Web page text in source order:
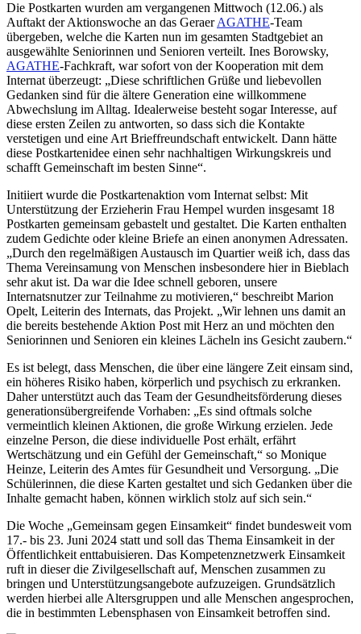
Die Postkarten wurden am vergangenen Mittwoch (12.06.) als
Auftakt der Aktionswoche an das GeraerAGATHE-Team
übergeben, welche die Karten nun im gesamten Stadtgebiet an
ausgewählte Seniorinnen und Senioren verteilt. Ines Borowsky,
AGATHE-Fachkraft, war sofort von der Kooperation mit dem
Internat überzeugt: „Diese schriftlichen Grüße und liebevollen
Gedanken sind für die ältere Generation eine willkommene
Abwechslung im Alltag. Idealerweise besteht sogar Interesse, auf
diese ersten Zeilen zu antworten, so dass sich die Kontakte
verstetigen und eine Art Brieffreundschaft entwickelt. Dann hätte
diese Postkartenidee einen sehr nachhaltigen Wirkungskreis und
schafft Gemeinschaft im besten Sinne“.
Initiiert wurde die Postkartenaktion vom Internat selbst: Mit
Unterstützung der Erzieherin Frau Hempel wurden insgesamt 18
Postkarten gemeinsam gebastelt und gestaltet. Die Karten enthalten
zudem Gedichte oder kleine Briefe an einen anonymen Adressaten.
„Durch den regelmäßigen Austausch im Quartier weiß ich, dass das
Thema Vereinsamung von Menschen insbesondere hier in Bieblach
sehr akut ist. Da war die Idee schnell geboren, unsere
Internatsnutzer zur Teilnahme zu motivieren,“ beschreibt Marion
Opelt, Leiterin des Internats, das Projekt. „Wir lehnen uns damit an
die bereits bestehende Aktion Post mit Herz an und möchten den
Seniorinnen und Senioren ein kleines Lächeln ins Gesicht zaubern.“
Es ist belegt, dass Menschen, die über eine längere Zeit einsam sind,
ein höheres Risiko haben, körperlich und psychisch zu erkranken.
Daher unterstützt auch das Team der Gesundheitsförderung dieses
generationsübergreifende Vorhaben: „Es sind oftmals solche
vermeintlich kleinen Aktionen, die große Wirkung erzielen. Jede
einzelne Person, die diese individuelle Post erhält, erfährt
Wertschätzung und ein Gefühl der Gemeinschaft,“ so Monique
Heinze, Leiterin des Amtes für Gesundheit und Versorgung. „Die
Schülerinnen, die diese Karten gestaltet und sich Gedanken über die
Inhalte gemacht haben, können wirklich stolz auf sich sein.“
Die Woche „Gemeinsam gegen Einsamkeit“ findet bundesweit vom
17.- bis 23. Juni 2024 statt und soll das Thema Einsamkeit in der
Öffentlichkeit enttabuisieren. Das Kompetenznetzwerk Einsamkeit
ruft in dieser die Zivilgesellschaft auf, Menschen zusammen zu
bringen und Unterstützungsangebote aufzuzeigen. Grundsätzlich
werden hierbei alle Altersgruppen und alle Menschen angesprochen,
die in bestimmten Lebensphasen von Einsamkeit betroffen sind.